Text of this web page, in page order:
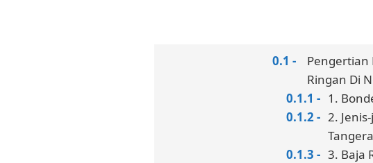
Pengertian
Ringan Di
1.
2.
3. Baja